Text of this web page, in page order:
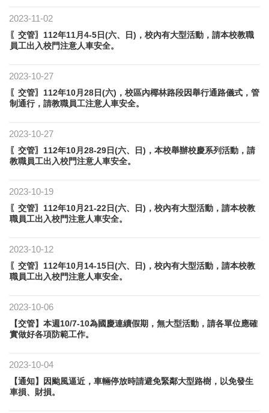
2023-11-02
〖交管〗112年11月4-5日(六、日)，校內有大型活動，請本校教職
員工出入校門注意人車安全。
2023-10-27
〖交管〗112年10月28日(六)，校區內椰林路段因舉行通路儀式，管
制通行，請教職員工注意人車安全。
2023-10-27
〖交管〗112年10月28-29日(六、日)，本校舉辦校慶系列活動，請
教職員工出入校門注意人車安全。
2023-10-19
〖交管〗112年10月21-22日(六、日)，校內有大型活動，請本校教
職員工出入校門注意人車安全。
2023-10-12
〖交管〗112年10月14-15日(六、日)，校內有大型活動，請本校教
職員工出入校門注意人車安全。
2023-10-06
【交管】本週10/7-10為國慶連續假期，無大型活動，請各單位應確
實做好各項防範工作。
2023-10-04
【通知】因颱風逼近，車輛停放時請避免緊鄰大型路樹，以免發生
車損、財損。